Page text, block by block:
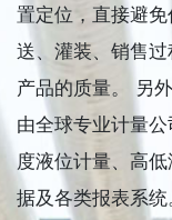
置定位，直接避
送、灌装、销售
产品的质量。 另
由全球专业计量
度液位计量、高
据及各类报表系